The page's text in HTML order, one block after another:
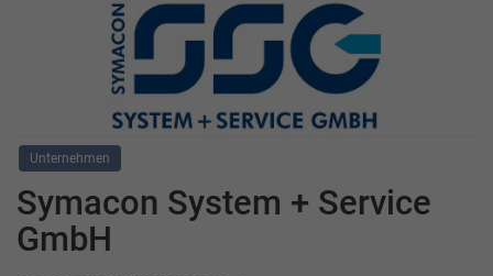
Unternehmen
Symacon System + Service
GmbH